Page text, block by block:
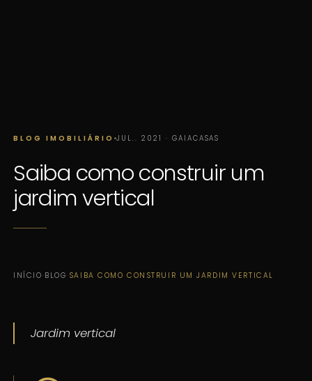
BLOG IMOBILIÁRIO JUL.. 2021 · GAIACASAS
Saiba como construir um
jardim vertical
INÍCIO·BLOG· SAIBA COMO CONSTRUIR UM JARDIM VERTICAL
Jardim vertical